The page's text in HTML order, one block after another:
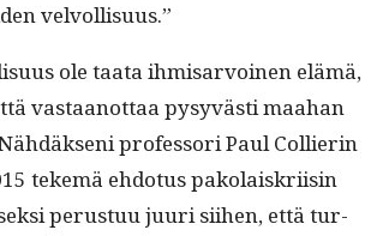
velvollisuus.”
ole taa­ta ihmis­ar­voinen elämä,
vas­taan­ot­taa pysyvästi maa­han
pro­fes­sori Paul Col­lierin
tekemä ehdo­tus pako­laiskri­isin
perus­tuu juuri siihen, että tur­